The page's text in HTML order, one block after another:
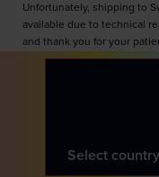
Unfortunately, shipping to
available due to technical
and thank you for your
Select country